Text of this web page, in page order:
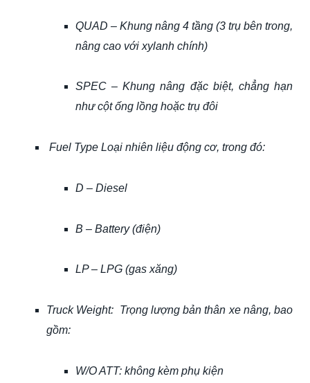
QUAD – Khung nâng 4 tầng (3 trụ bên trong,
nâng cao với xylanh chính)
SPEC – Khung nâng đặc biệt, chẳng hạn
như cột ống lồng hoặc trụ đôi
Fuel Type Loại nhiên liệu động cơ, trong đó:
D – Diesel
B – Battery (điện)
LP – LPG (gas xăng)
Truck Weight: Trọng lượng bản thân xe nâng, bao
gồm:
W/O ATT: không kèm phụ kiện